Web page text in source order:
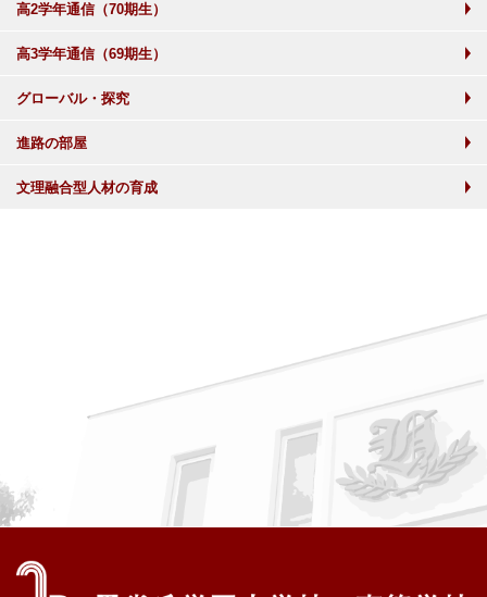
高2学年通信（70期生）
高3学年通信（69期生）
グローバル・探究
進路の部屋
文理融合型人材の育成